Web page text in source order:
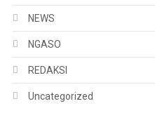
NEWS
NGASO
REDAKSI
Uncategorized